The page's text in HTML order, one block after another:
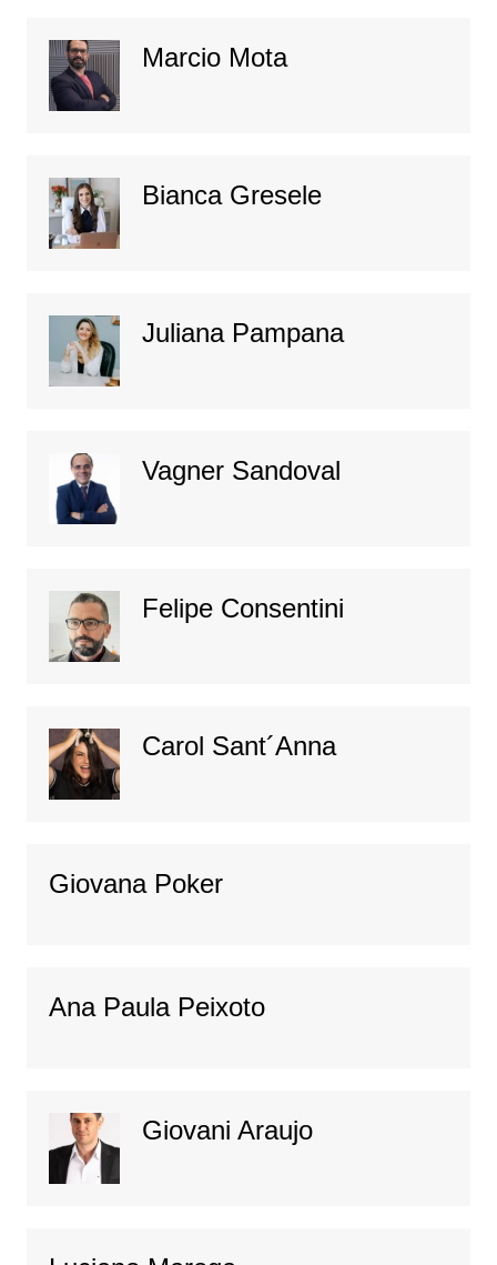
Marcio Mota
Bianca Gresele
Juliana Pampana
Vagner Sandoval
Felipe Consentini
Carol Sant´Anna
Giovana Poker
Ana Paula Peixoto
Giovani Araujo